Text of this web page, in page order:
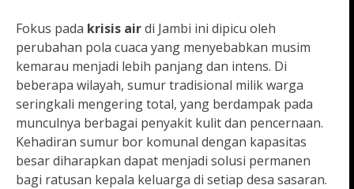
Fokus pada krisis airdi Jambi ini dipicu oleh
perubahan pola cuaca yang menyebabkan musim
kemarau menjadi lebih panjang dan intens. Di
beberapa wilayah, sumur tradisional milik warga
seringkali mengering total, yang berdampak pada
munculnya berbagai penyakit kulit dan pencernaan.
Kehadiran sumur bor komunal dengan kapasitas
besar diharapkan dapat menjadi solusi permanen
bagi ratusan kepala keluarga di setiap desa sasaran.